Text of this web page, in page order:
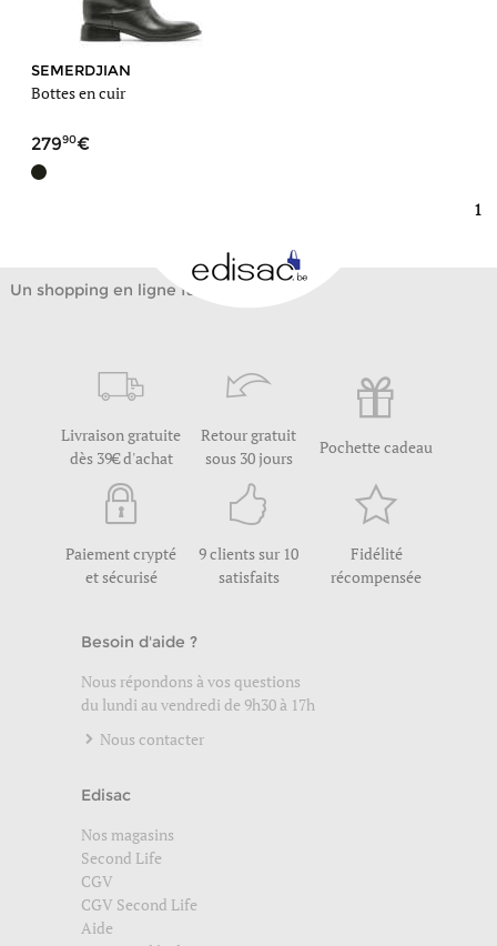
SEMERDJIAN
Bottes en cuir
27990
1
Un shopping en ligne facile
Livraison gratuite
dès 39€ d'achat
Retour gratuit
sous 30 jours
Pochette cadeau
Paiement crypté
et sécurisé
9 clients sur 10
satisfaits
Fidélité
récompensée
Besoin d'aide ?
Nous répondons à vos questions
du lundi au vendredi de 9h30 à 17h
Nous contacter
Edisac
Nos magasins
Second Life
CGV
CGV Second Life
Aide